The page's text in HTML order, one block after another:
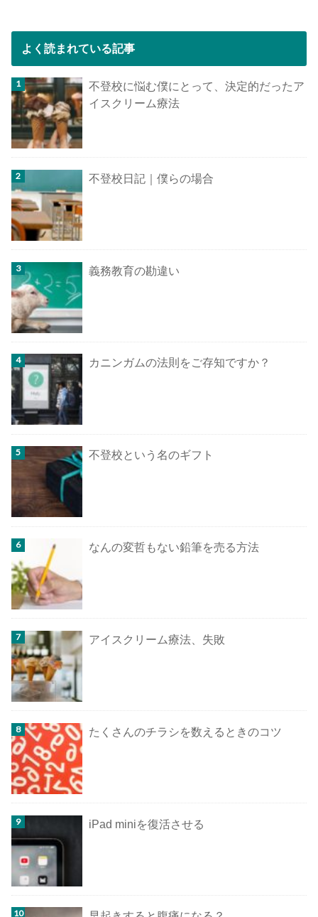
よく読まれている記事
不登校に悩む僕にとって、決定的だったア
イスクリーム療法
不登校日記｜僕らの場合
義務教育の勘違い
カニンガムの法則をご存知ですか？
不登校という名のギフト
なんの変哲もない鉛筆を売る方法
アイスクリーム療法、失敗
たくさんのチラシを数えるときのコツ
iPad miniを復活させる